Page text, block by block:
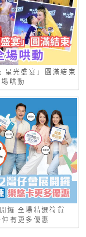
星光盛宴」圓滿結束
哄動
鑼 全場精選筍貨
有更多優惠